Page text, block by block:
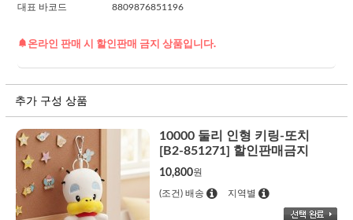
대표 바코드 8809876851196
온라인 판매 시 할인판매 금지 상품입니다.
추가 구성 상품
10000 둘리 인형 키링-또치
[B2-851271] 할인판매금지
10,800원
(조건) 배송 지역별